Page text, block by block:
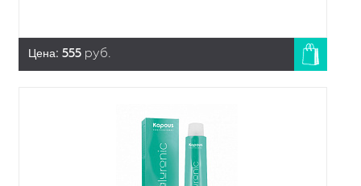
Цена: 555 руб.